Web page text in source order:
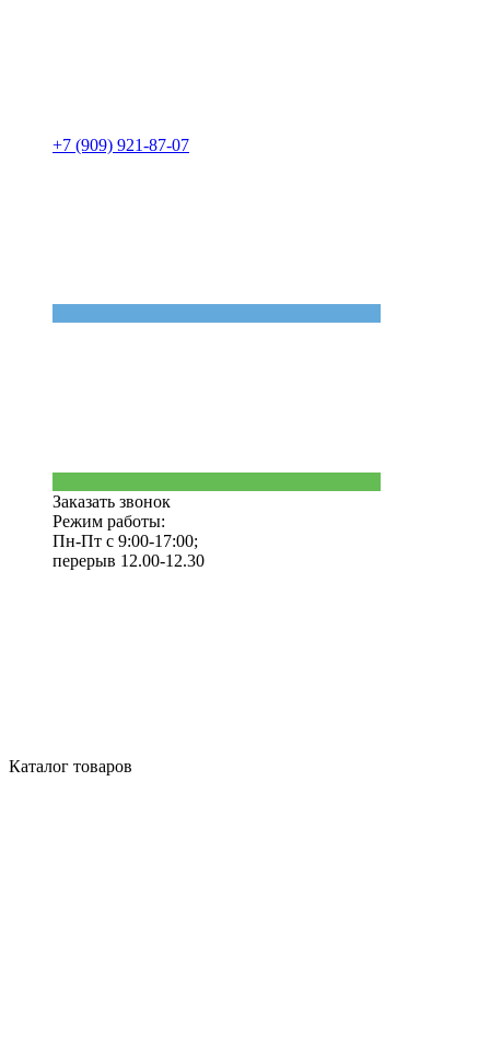
+7 (909) 921-87-07
Заказать звонок
Режим работы:
Пн-Пт с 9:00-17:00;
перерыв 12.00-12.30
Каталог товаров